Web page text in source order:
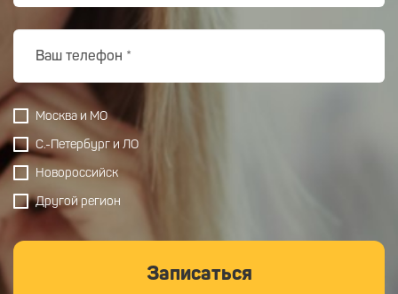
Москва и МО
С.-Петербург и ЛО
Новороссийск
Другой регион
Записаться